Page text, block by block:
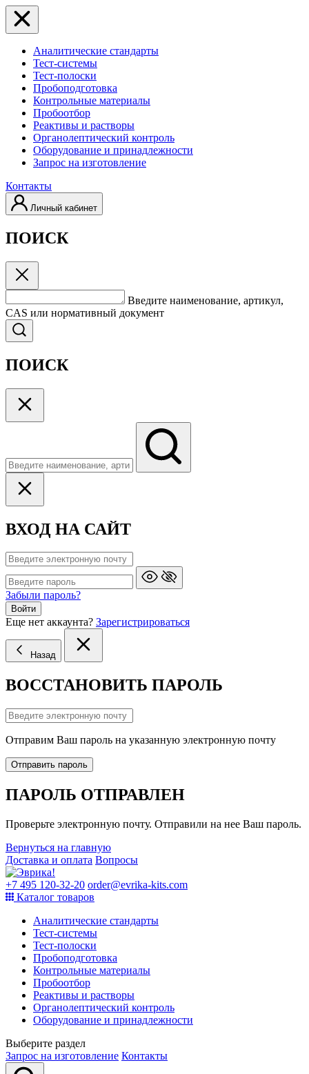
Аналитические стандарты
Тест-системы
Тест-полоски
Пробоподготовка
Контрольные материалы
Пробоотбор
Реактивы и растворы
Органолептический контроль
Оборудование и принадлежности
Запрос на изготовление
Контакты
Личный кабинет
ПОИСК
Введите наименование, артикул,
CAS или нормативный документ
ПОИСК
ВХОД НА САЙТ
Забыли пароль?
Войти
Еще нет аккаунта? Зарегистрироваться
Назад
ВОССТАНОВИТЬ ПАРОЛЬ
Отправим Ваш пароль на указанную электронную почту
Отправить пароль
ПАРОЛЬ ОТПРАВЛЕН
Проверьте электронную почту. Отправили на нее Ваш пароль.
Вернуться на главную
Доставка и оплата Вопросы
+7 495 120-32-20 order@evrika-kits.com
Каталог товаров
Аналитические стандарты
Тест-системы
Тест-полоски
Пробоподготовка
Контрольные материалы
Пробоотбор
Реактивы и растворы
Органолептический контроль
Оборудование и принадлежности
Выберите раздел
Запрос на изготовление Контакты